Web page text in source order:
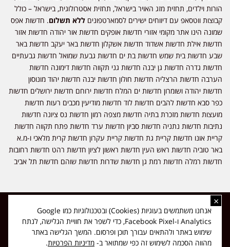
הורות וילדים, תחזית מזג האויר בישראל, תחזית אסטרולוגית, בישראל – כולל
קבוצות ווטסאפ עם דיווחים ישירים לסמארטפונים ללא תשלום. חדשות אפס
שמונה הינו אתר מקומי אזורי חדשות אופקים חדשות אור יהודה חדשות אזור
חדשות אילת חדשות אשדוד חדשות אשקלון חדשות באר יעקב חדשות באר
שבע חדשות בית שמש חדשות בת ים חדשות גבעת שמואל חדשות גבעתיים
חדשות גדרה חדשות גן יבנה חדשות גני תקווה חדשות דימונה חדשות
הערבה חדשות הרצליה חדשות חולון חדשות יבנה חדשות יהוד מונוסון
חדשות יהודה ושומרון חדשות ים המלח חדשות ירוחם חדשות ירושלים חדשות
כפר סבא חדשות להבים חדשות לוד חדשות מודיעין מכבים רעות חדשות
מועצות חדשות מזכרת בתיה חדשות מצפה רמון חדשות נס ציונה חדשות
נתיבות חדשות נתניה חדשות סביון חדשות ערד חדשות פתח תקווה חדשות
קריית אונו חדשות קריית גת חדשות קריית עקרון חדשות קרית מלאכי ו-מ.א
באר טוביה חדשות ראש העין חדשות ראשון לציון חדשות רהט חדשות רחובות
חדשות רמלה חדשות רמת גן חדשות שדרות חדשות שוהם חדשות תל אביב
כל הזכויות שמורות ל-ליזה ללוצאשווילי - חדשות אפס שמונה - דיווחים בזמן
אמת, נוסד בשנת 2019 | טל' לפרסומים 054-9759222 מייל מערכת
news08.net@gmail.com
Made with ❤ byDIGITA
×
אנחנו משתמשים בעוגיות (Cookies) ובטכנולוגיות כמו Google
Analytics ו-Facebook Pixel, כדי לשפר את חוויית הגלישה, לנתח
שימוש באתר ולהתאים עבורך תוכן ופרסום. המשך הגלישה באתר
מהווה הסכמה לשימוש זה כפי שמתואר ב- מדיניות הפרטיות.